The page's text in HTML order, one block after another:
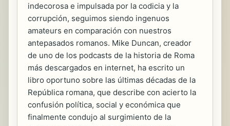
indecorosa e impulsada por la codicia y la
corrupción, seguimos siendo ingenuos
amateurs en comparación con nuestros
antepasados romanos. Mike Duncan, creador
de uno de los podcasts de la historia de Roma
más descargados en internet, ha escrito un
libro oportuno sobre las últimas décadas de la
República romana, que describe con acierto la
confusión política, social y económica que
finalmente condujo al surgimiento de la